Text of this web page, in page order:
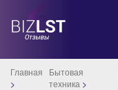
Главная
Бытовая
техника